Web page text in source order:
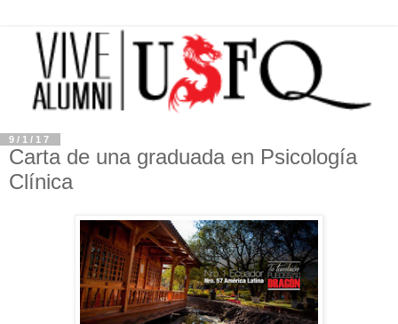
9/1/17
Carta de una graduada en Psicología
Clínica